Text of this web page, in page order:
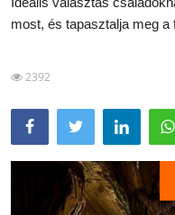
Szállások
most, és tapasztalja meg a
2392